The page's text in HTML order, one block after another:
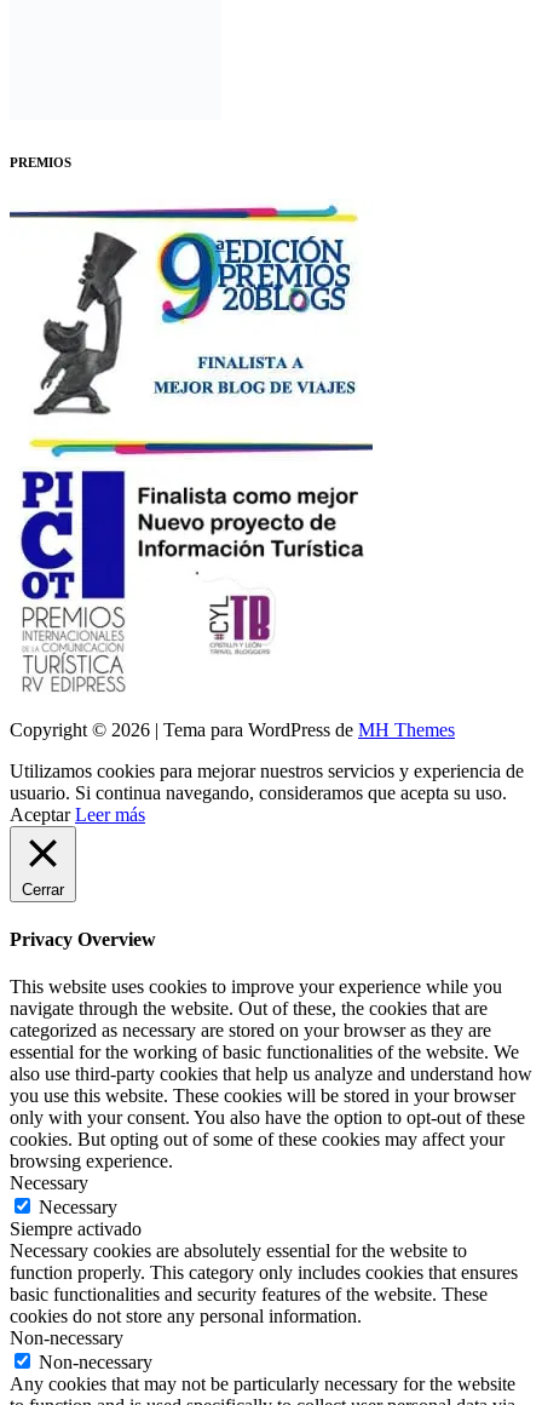
PREMIOS
Copyright © 2026 | Tema para WordPress de MH Themes
Utilizamos cookies para mejorar nuestros servicios y experiencia de
usuario. Si continua navegando, consideramos que acepta su uso.
Aceptar Leer más
Cerrar
Privacy Overview
This website uses cookies to improve your experience while you
navigate through the website. Out of these, the cookies that are
categorized as necessary are stored on your browser as they are
essential for the working of basic functionalities of the website. We
also use third-party cookies that help us analyze and understand how
you use this website. These cookies will be stored in your browser
only with your consent. You also have the option to opt-out of these
cookies. But opting out of some of these cookies may affect your
browsing experience.
Necessary
Necessary
Siempre activado
Necessary cookies are absolutely essential for the website to
function properly. This category only includes cookies that ensures
basic functionalities and security features of the website. These
cookies do not store any personal information.
Non-necessary
Non-necessary
Any cookies that may not be particularly necessary for the website